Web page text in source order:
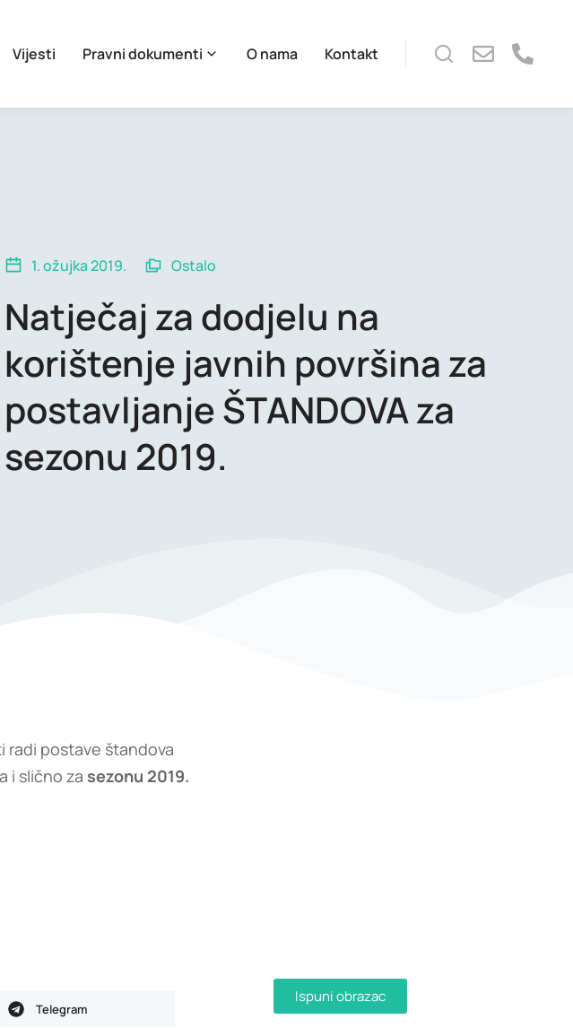
Vijesti Pravni dokumenti O nama Kontakt
1. ožujka 2019. Ostalo
Natječaj za dodjelu na
korištenje javnih površina za
postavljanje ŠTANDOVA za
sezonu 2019.
radi postave štandova
i slično za sezonu 2019.
Telegram
Ispuni obrazac